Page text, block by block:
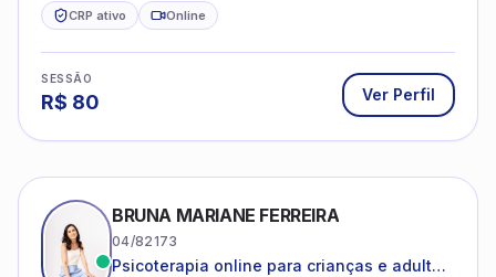
CRP ativo Online
SESSÃO
R$ 80 Ver Perfil
BRUNA MARIANE FERREIRA
04/82173
Psicoterapia online para crianças e adultos